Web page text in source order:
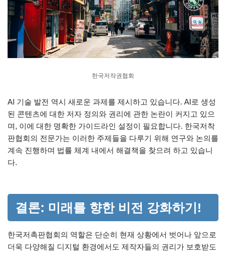
한국저작권협회
AI 기술 발전 역시 새로운 과제를 제시하고 있습니다. AI로 생성
된 콘텐츠에 대한 저자 정의와 권리에 관한 논란이 커지고 있으
며, 이에 대한 명확한 가이드라인 설정이 필요합니다. 한국저착
판협회의 전문가는 이러한 주제들을 다루기 위해 연구와 논의를
계속 진행하며 법률 체계 내에서 해결책을 찾으려 하고 있습니
다.
결론: 미래를 향한 비전 강화하기!
한국저촉판협회의 역할은 단순히 현재 상황에서 벗어나 앞으로
더욱 다양해질 디지털 환경에서도 제작자들의 권리가 보호받도